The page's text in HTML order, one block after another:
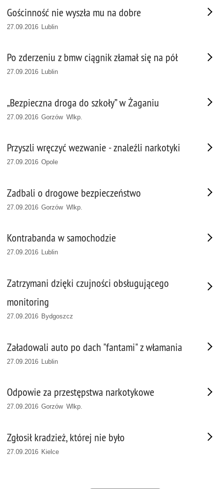
Gościnność nie wyszła mu na dobre
27.09.2016 Lublin
Po zderzeniu z bmw ciągnik złamał się na pół
27.09.2016 Lublin
„Bezpieczna droga do szkoły” w Żaganiu
27.09.2016 Gorzów Wlkp.
Przyszli wręczyć wezwanie - znaleźli narkotyki
27.09.2016 Opole
Zadbali o drogowe bezpieczeństwo
27.09.2016 Gorzów Wlkp.
Kontrabanda w samochodzie
27.09.2016 Lublin
Zatrzymani dzięki czujności obsługującego
monitoring
27.09.2016 Bydgoszcz
Załadowali auto po dach "fantami" z włamania
27.09.2016 Lublin
Odpowie za przestępstwa narkotykowe
27.09.2016 Gorzów Wlkp.
Zgłosił kradzież, której nie było
27.09.2016 Kielce